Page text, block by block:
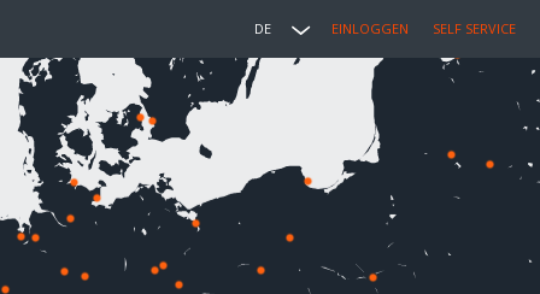
DE EINLOGGEN SELF SERVICE